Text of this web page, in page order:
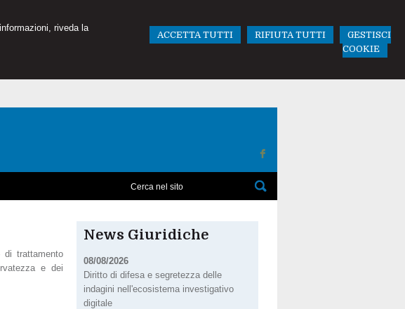
riveda la
ACCETTA TUTTI RIFIUTA TUTTI
GESTISCI
COOKIE
di trattamento
e dei
News Giuridiche
08/08/2026
Diritto di difesa e segretezza delle
indagini nell'ecosistema investigativo
digitale